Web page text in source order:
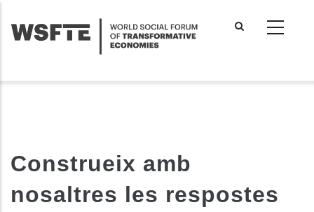
main
Construeix amb
nosaltres les respostes